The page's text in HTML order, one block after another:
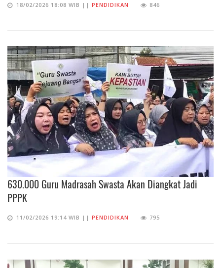
18/02/2026 18:08 WIB || PENDIDIKAN 846
630.000 Guru Madrasah Swasta Akan Diangkat Jadi
PPPK
11/02/2026 19:14 WIB || PENDIDIKAN 795